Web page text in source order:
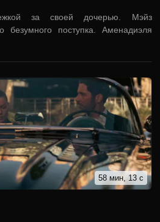
за своей дочерью. Мэйз
безумного поступка. Аменадиэля
58 мин, 13 с